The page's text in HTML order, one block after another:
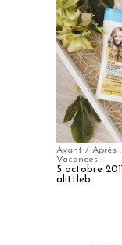
Avant / Après
Vacances !
5 octobre
alittleb